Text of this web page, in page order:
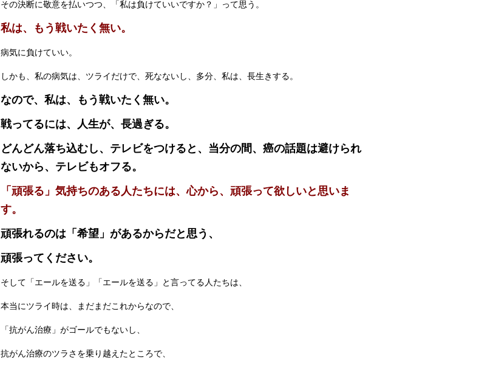
その決断に敬意を払いつつ、「私は負けていいですか？」って思う。
私は、もう戦いたく無い。
病気に負けていい。
しかも、私の病気は、ツライだけで、死なないし、多分、私は、長生きする。
なので、私は、もう戦いたく無い。
戦ってるには、人生が、長過ぎる。
どんどん落ち込むし、テレビをつけると、当分の間、癌の話題は避けられ
ないから、テレビもオフる。
「頑張る」気持ちのある人たちには、心から、頑張って欲しいと思いま
す。
頑張れるのは「希望」があるからだと思う、
頑張ってください。
そして「エールを送る」「エールを送る」と言ってる人たちは、
本当にツライ時は、まだまだこれからなので、
「抗がん治療」がゴールでもないし、
抗がん治療のツラさを乗り越えたところで、